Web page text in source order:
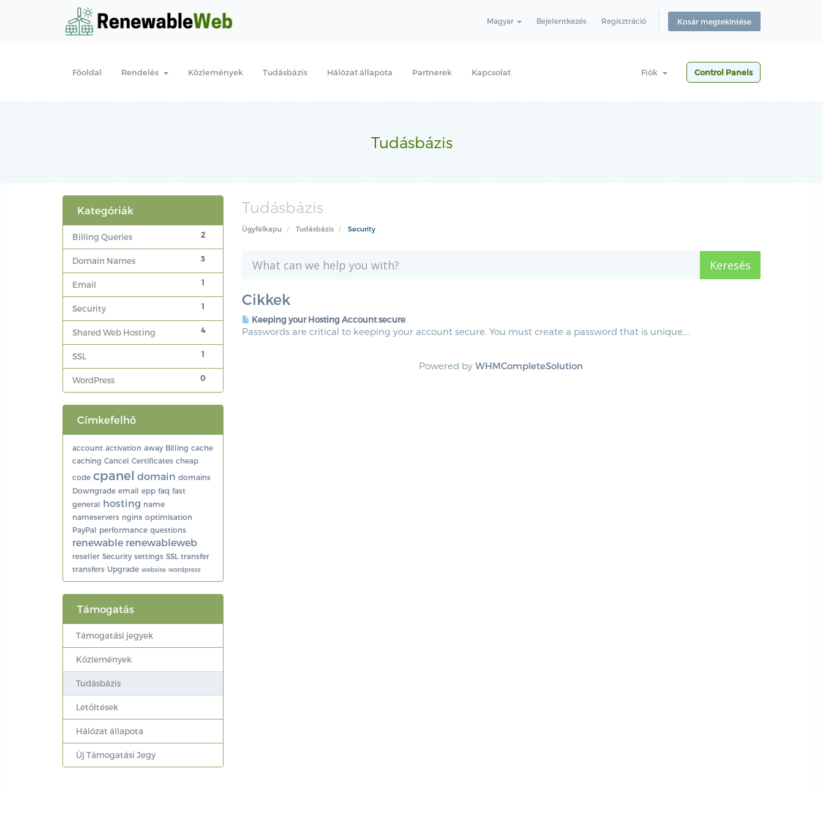
Magyar Bejelentkezés Regisztráció Kosár megtekintése
Főoldal Rendelés Közlemények Tudásbázis Hálózat állapota Partnerek Kapcsolat Fiók Control Panels
Tudásbázis
Tudásbázis
Ügyfélkapu Tudásbázis Security
Kategóriák
2
Billing Queries
3
Domain Names
1
Email
1
Security
4
Shared Web Hosting
1
SSL
0
WordPress
Cikkek
Keeping your Hosting Account secure
Passwords are critical to keeping your account secure. You must create a password that is unique,...
Powered byWHMCompleteSolution
Címkefelhő
account activation away Billing cache
caching Cancel Certificates cheap
code cpanel domain domains
Downgrade email epp faq fast
general hosting name
nameservers nginx optimisation
PayPal performance questions
renewable renewableweb
reseller Security settings SSL transfer
transfers Upgrade website wordpress
Támogatás
Támogatási jegyek
Közlemények
Tudásbázis
Letöltések
Hálózat állapota
Új Támogatási Jegy